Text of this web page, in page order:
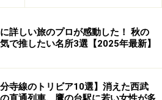
に詳しい旅のプロが感動した！ 秋の
で推したい名所3選【2025年最新】
分寺線のトリビア10選】消えた西武